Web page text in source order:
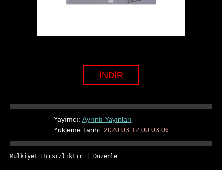
İNDİR
Yayımcı: Ayrıntı Yayınları
Yükleme Tarihi: 2020.03.12 00:03:06
Mülkiyet Hırsızlıktır Düzenle